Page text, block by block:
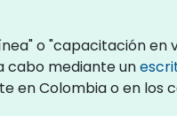
o "capacitación en
cabo mediante un
en Colombia o en